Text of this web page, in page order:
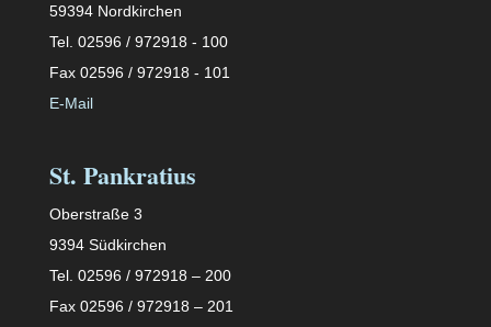
59394 Nordkirchen
Tel. 02596 / 972918 - 100
Fax 02596 / 972918 - 101
E-Mail
St. Pankratius
Oberstraße 3
9394 Südkirchen
Tel. 02596 / 972918 – 200
Fax 02596 / 972918 – 201